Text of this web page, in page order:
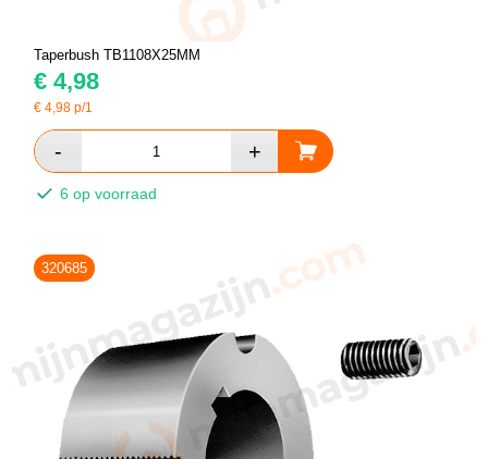
Taperbush TB1108X25MM
€ 4,98
€4,98 p/1
6 op voorraad
320685